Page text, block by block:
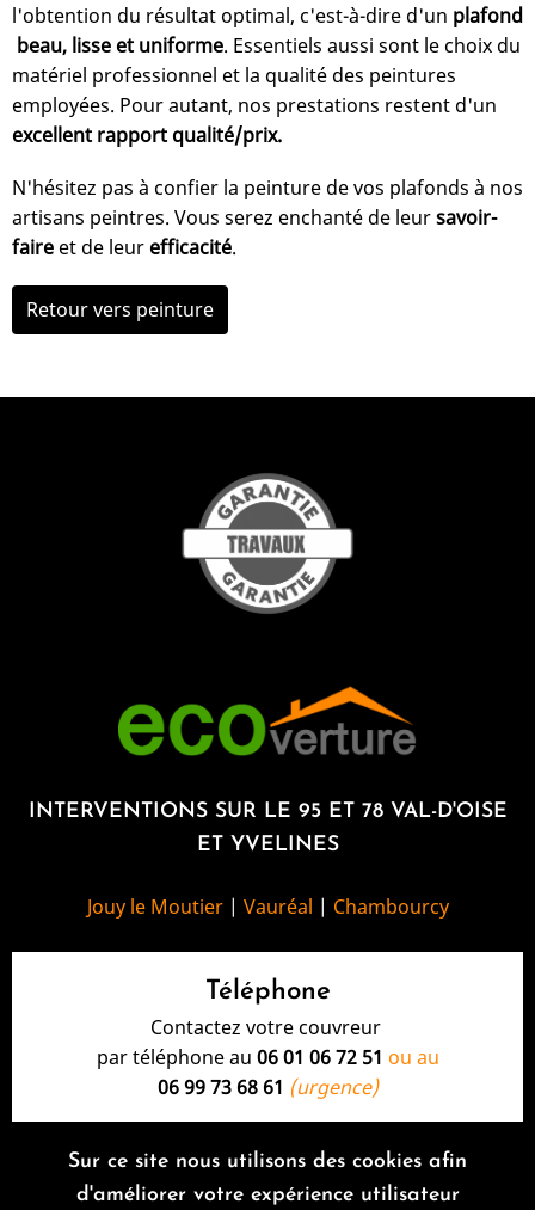
l'obtention du résultat optimal, c'est-à-dire d'un plafond
beau, lisse et uniforme. Essentiels aussi sont le choix du
matériel professionnel et la qualité des peintures
employées. Pour autant, nos prestations restent d'un
excellent rapport qualité/prix.
N'hésitez pas à confier la peinture de vos plafonds à nos
artisans peintres. Vous serez enchanté de leursavoir-
faire et de leur efficacité.
Retour vers peinture
INTERVENTIONS SUR LE 95 ET 78 VAL-D'OISE
ET YVELINES
Jouy le Moutier| Vauréal | Chambourcy
Téléphone
Contactez votre couvreur
par téléphone au 06 01 06 72 51 ou au
06 99 73 68 61 (urgence)
Horaires
Sur ce site nous utilisons des cookies afin
d'améliorer votre expérience utilisateur